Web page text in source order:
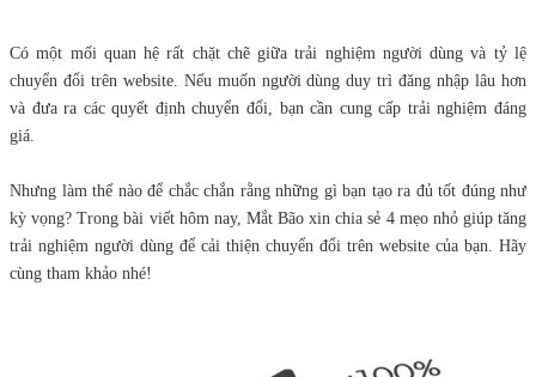
Có một mối quan hệ rất chặt chẽ giữa trải nghiệm người dùng và tỷ lệ
chuyển đổi trên website. Nếu muốn người dùng duy trì đăng nhập lâu hơn
và đưa ra các quyết định chuyển đổi, bạn cần cung cấp trải nghiệm đáng
giá.
Nhưng làm thế nào để chắc chắn rằng những gì bạn tạo ra đủ tốt đúng như
kỳ vọng? Trong bài viết hôm nay, Mắt Bão xin chia sẻ 4 mẹo nhỏ giúp tăng
trải nghiệm người dùng để cải thiện chuyển đổi trên website của bạn. Hãy
cùng tham khảo nhé!